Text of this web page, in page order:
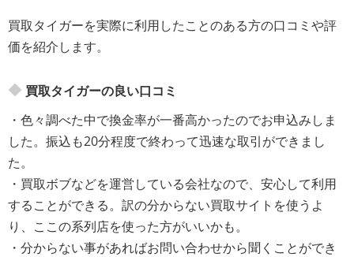
買取タイガーを実際に利用したことのある方の口コミや評
価を紹介します。
買取タイガーの良い口コミ
・色々調べた中で換金率が一番高かったのでお申込みしま
した。振込も20分程度で終わって迅速な取引ができまし
た。
・買取ボブなどを運営している会社なので、安心して利用
することができる。訳の分からない買取サイトを使うよ
り、ここの系列店を使った方がいいかも。
・分からない事があればお問い合わせから聞くことができ